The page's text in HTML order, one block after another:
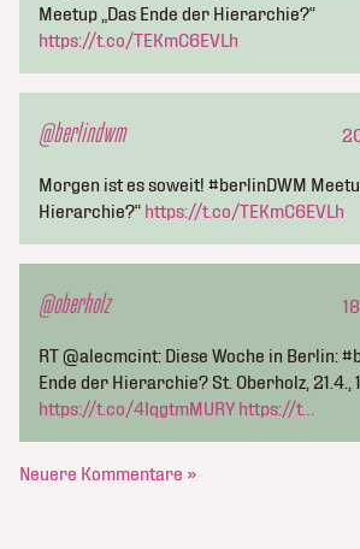
Meetup „Das Ende der Hierarchie?“
https://t.co/TEKmC6EVLh
@berlindwm
Morgen ist es soweit! #berlinDWM
Hierarchie?“ https://t.co/TEKmC6EVLh
@oberholz
RT @alecmcint: Diese Woche in Berlin:
Ende der Hierarchie? St. Oberholz, 21.4.,
https://t.co/4IqgtmMURY https://t…
Neuere Kommentare »